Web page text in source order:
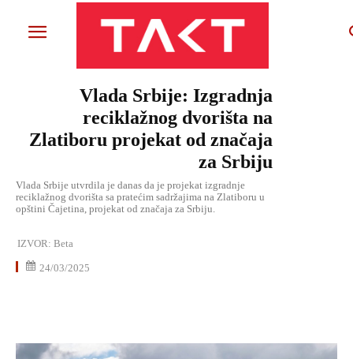
Vlada Srbije: Izgradnja
reciklažnog dvorišta na
Zlatiboru projekat od značaja
za Srbiju
Vlada Srbije utvrdila je danas da je projekat izgradnje
reciklažnog dvorišta sa pratećim sadržajima na Zlatiboru u
opštini Čajetina, projekat od značaja za Srbiju.
IZVOR: Beta
24/03/2025